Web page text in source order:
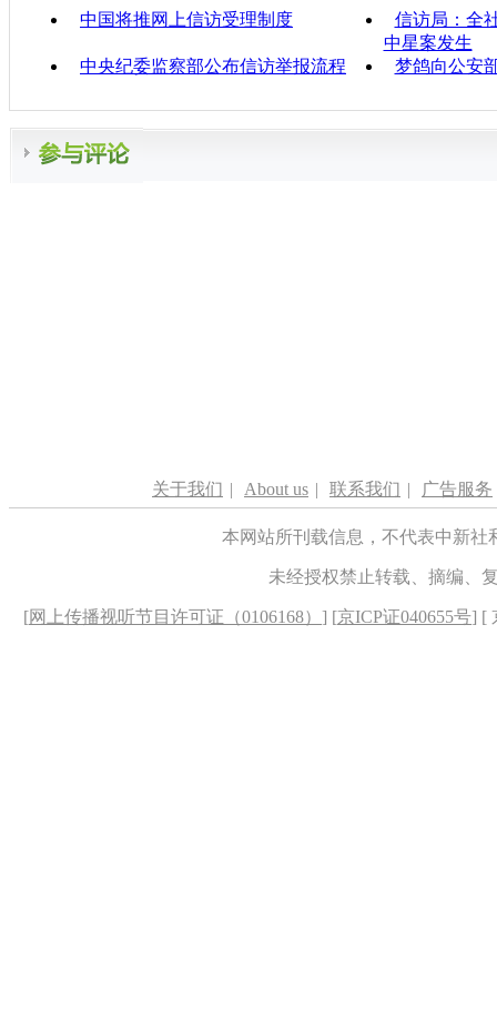
中国将推网上信访受理制度
信访局：全
中星案发生
中央纪委监察部公布信访举报流程
梦鸽向公安
关于我们 | About us | 联系我们 | 广告服务
本网站所刊载信息，不代表中新
未经授权禁止转载、摘编、
[网上传播视听节目许可证（0106168） ] [京ICP证040655号] [